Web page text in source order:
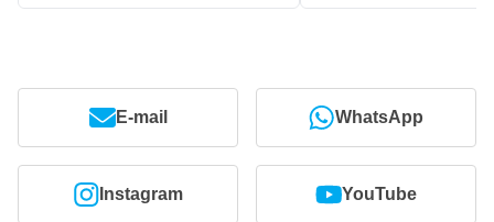
E-mail WhatsApp
Instagram YouTube